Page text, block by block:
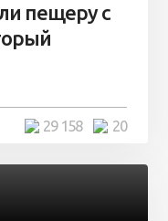
пещеру с
20
29 158